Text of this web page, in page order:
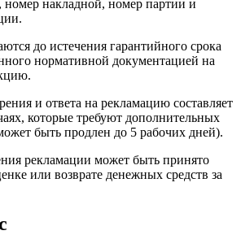
номер накладной, номер партии и
до истечения гарантийного срока
нормативной документацией на
и ответа на рекламацию составляет
которые требуют дополнительных
быть продлен до 5 рабочих дней).
рекламации может быть принято
или возврате денежных средств за